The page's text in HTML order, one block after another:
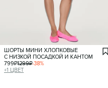
ШОРТЫ МИНИ ХЛОПКОВЫЕ
С НИЗКОЙ ПОСАДКОЙ И КАНТОМ
799₽1299₽-38%
+1 ЦВЕТ